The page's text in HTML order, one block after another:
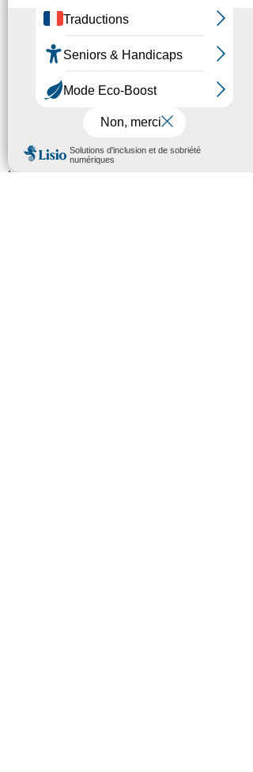
chronique
Apporter toute par
ticipation à des
de la dialyse
La prise de participation dans toute
structure ayant vocation à développer une
activité dans le domaine sanitaire et/ou
social et/ou détenir elle-même des
participations dans toute structure
développant une ou plusieurs activités dans
le domaine sanitaire et/ou social.
La prise de participation dans toute